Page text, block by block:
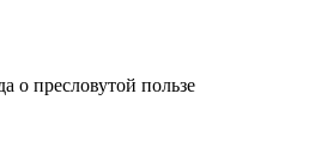
о пресловутой пользе